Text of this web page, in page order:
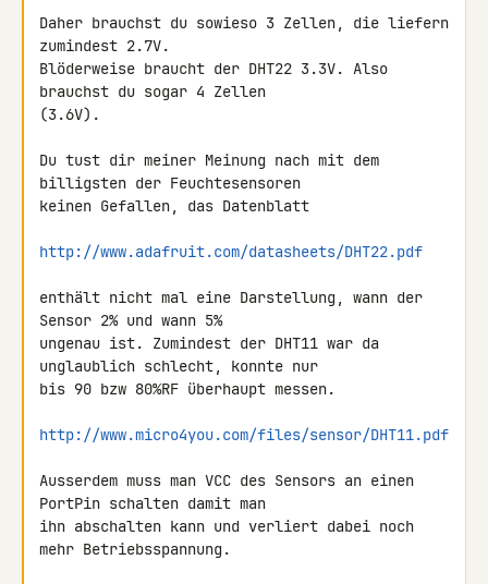
Daher brauchst du sowieso 3 Zellen, die liefern
zumindest 2.7V.
Blöderweise braucht der DHT22 3.3V. Also
brauchst du sogar 4 Zellen
(3.6V).
Du tust dir meiner Meinung nach mit dem
billigsten der Feuchtesensoren
keinen Gefallen, das Datenblatt
http://www.adafruit.com/datasheets/DHT22.pdf
enthält nicht mal eine Darstellung, wann der
Sensor 2% und wann 5%
ungenau ist. Zumindest der DHT11 war da
unglaublich schlecht, konnte nur
bis 90 bzw 80%RF überhaupt messen.
http://www.micro4you.com/files/sensor/DHT11.pdf
Ausserdem muss man VCC des Sensors an einen
PortPin schalten damit man
ihn abschalten kann und verliert dabei noch
mehr Betriebsspannung.